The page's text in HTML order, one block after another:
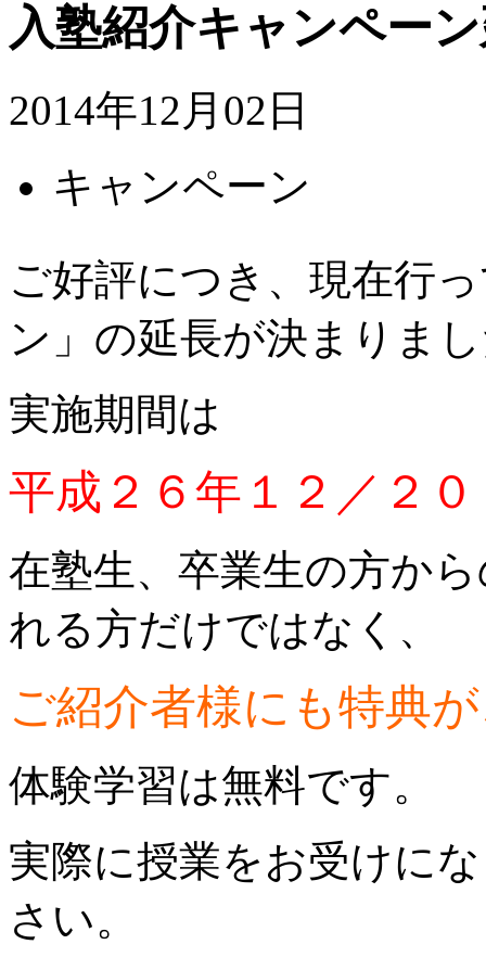
入塾紹介キャンペー
2014年12月02日
キャンペーン
ご好評につき、現在行
ン」の延長が決まりま
実施期間は
平成２６年１２／２
在塾生、卒業生の方か
れる方だけではなく、
ご紹介者様にも特典
体験学習は無料です。
実際に授業をお受けに
さい。